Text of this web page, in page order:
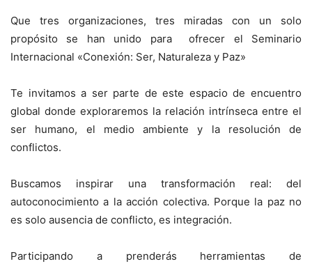
Que tres organizaciones, tres miradas con un solo
propósito se han unido para ofrecer el Seminario
Internacional «Conexión: Ser, Naturaleza y Paz»
Te invitamos a ser parte de este espacio de encuentro
global donde exploraremos la relación intrínseca entre el
ser humano, el medio ambiente y la resolución de
conflictos.
Buscamos inspirar una transformación real: del
autoconocimiento a la acción colectiva. Porque la paz no
es solo ausencia de conflicto, es integración.
Participando a prenderás herramientas de